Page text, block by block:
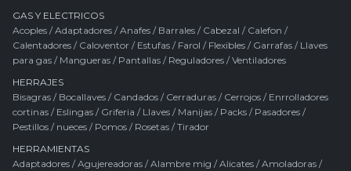
GAS Y ELECTRICOS
Acoples /Adaptadores /Anafes / Barrales / Cabezal / Calefon /
Calentadores / Caloventor / Estufas / Farol / Flexibles / Garrafas / Llaves
para gas / Mangueras / Pantallas / Reguladores /Ventiladores
HERRAJES
Bisagras / Bocallaves / Candados / Cerraduras / Cerrojos / Enrrolladores
cortinas / Eslingas / Griferia / Llaves / Manijas / Packs / Pasadores /
Pestillos / nueces / Pomos / Rosetas /Tirador
HERRAMIENTAS
Adaptadores /Agujereadoras /Alambre mig /Alicates /Amoladoras /